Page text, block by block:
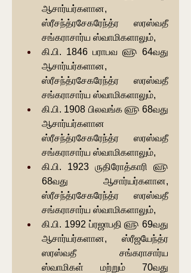
ஆசார்யர்களான,
ஸ்ரீசந்த்ரசேகரேந்த்ர ஸரஸ்வதீ
சங்கராசார்ய ஸ்வாமிகளாலும்,
கி.பி. 1846 பராபவ ௵ 64வது
ஆசார்யர்களான,
ஸ்ரீசந்த்ரசேகரேந்த்ர ஸரஸ்வதீ
சங்கராசார்ய ஸ்வாமிகளாலும்,
கி.பி. 1908 பிலவங்க ௵ 68வது
ஆசார்யர்களான
ஸ்ரீசந்த்ரசேகரேந்த்ர ஸரஸ்வதீ
சங்கராசார்ய ஸ்வாமிகளாலும்,
கி.பி. 1923 ருதிரோத்காரி ௵
68வது ஆசார்யர்களான,
ஸ்ரீசந்த்ரசேகரேந்த்ர ஸரஸ்வதீ
சங்கராசார்ய ஸ்வாமிகளாலும்,
கி.பி. 1992 ப்ரஜாபதி ௵ 69வது
ஆசார்யர்களான, ஸ்ரீஜயேந்த்ர
ஸரஸ்வதீ சங்கராசார்ய
ஸ்வாமிகள் மற்றும் 70வது